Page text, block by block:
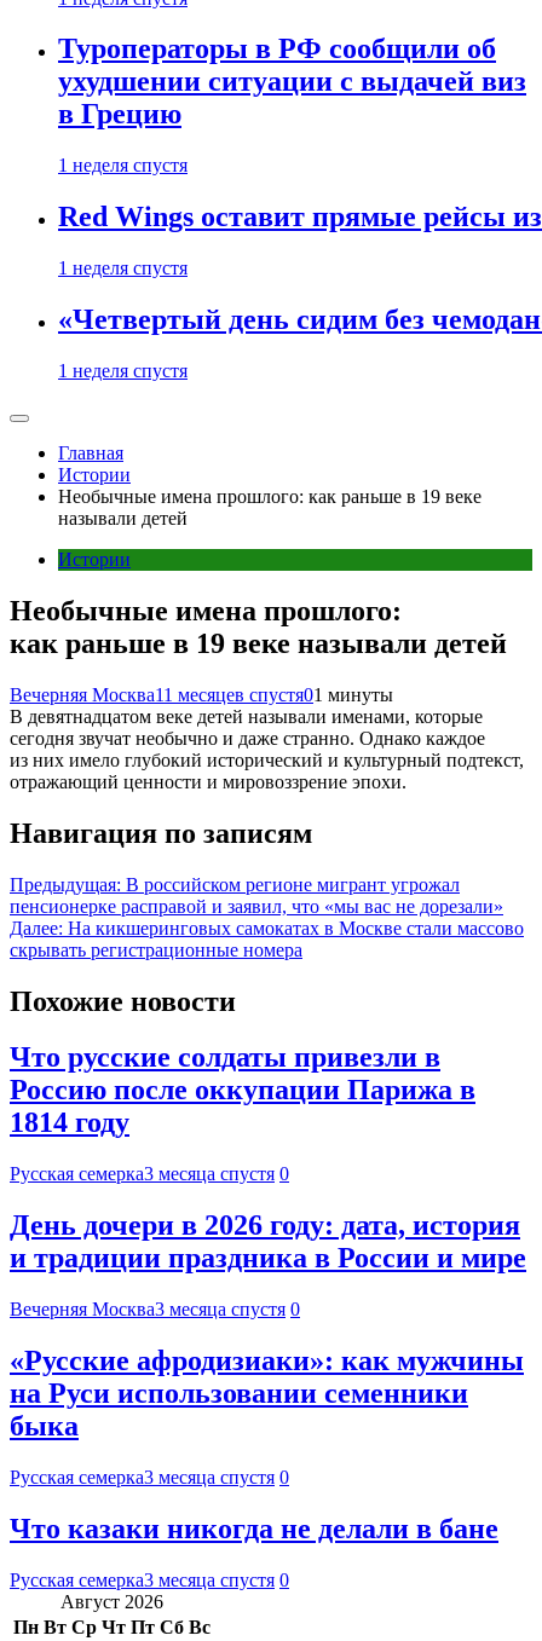
Туроператоры в РФ сообщили об
ухудшении ситуации с выдачей виз
в Грецию
1 неделя спустя
Red Wings оставит прямые рейсы
1 неделя спустя
«Четвертый день сидим без
1 неделя спустя
Главная
Истории
Необычные имена прошлого: как раньше в 19 веке
называли детей
Истории
Необычные имена прошлого:
как раньше в 19 веке называли детей
Вечерняя Москва11 месяцев спустя01 минуты
В девятнадцатом веке детей называли именами, которые
сегодня звучат необычно и даже странно. Однако каждое
из них имело глубокий исторический и культурный подтекст,
отражающий ценности и мировоззрение эпохи.
Навигация по записям
Предыдущая: В российском регионе мигрант угрожал
пенсионерке расправой и заявил, что «мы вас не дорезали»
Далее: На кикшеринговых самокатах в Москве стали массово
скрывать регистрационные номера
Похожие новости
Что русские солдаты привезли в
Россию после оккупации Парижа в
1814 году
Русская семерка3 месяца спустя 0
День дочери в 2026 году: дата, история
и традиции праздника в России и мире
Вечерняя Москва3 месяца спустя 0
«Русские афродизиаки»: как мужчины
на Руси использовании семенники
быка
Русская семерка3 месяца спустя 0
Что казаки никогда не делали в бане
Русская семерка3 месяца спустя 0
Август 2026
Пн Вт Ср Чт Пт Сб Вс